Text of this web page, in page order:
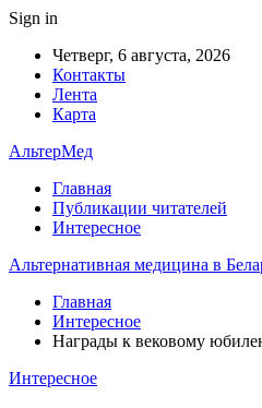
Sign in
Четверг, 6 августа, 2026
Контакты
Лента
Карта
АльтерМед
Главная
Публикации читателей
Интересное
Альтернативная медицина в
Главная
Интересное
Награды к вековому
Интересное